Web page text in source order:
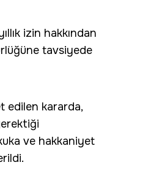
izin hakkından
tavsiyede
edilen kararda,
ve hakkaniyet